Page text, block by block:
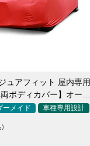
ュアフィット 屋内専用
ボディカバー】オーダ
い 裏起毛車
ーメイド 車種専用設計
)